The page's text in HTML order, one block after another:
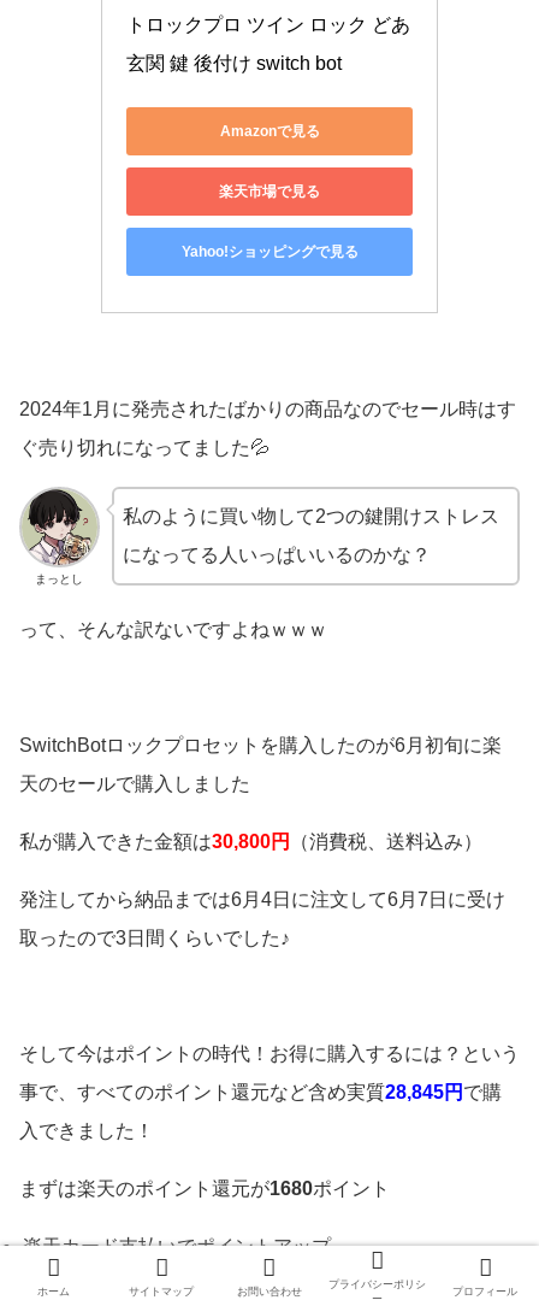
トロックプロ ツイン ロック どあ
玄関 鍵 後付け switch bot
Amazonで見る
楽天市場で見る
Yahoo!ショッピングで見る
2024年1月に発売されたばかりの商品なのでセール時はす
ぐ売り切れになってました💦
まっとし
私のように買い物して2つの鍵開けストレス
になってる人いっぱいいるのかな？
って、そんな訳ないですよねｗｗｗ
SwitchBotロックプロセットを購入したのが6月初旬に楽
天のセールで購入しました
私が購入できた金額は30,800円 （消費税、送料込み）
発注してから納品までは6月4日に注文して6月7日に受け
取ったので3日間くらいでした♪
そして今はポイントの時代！お得に購入するには？という
事で、すべてのポイント還元など含め実質28,845円 で購
入できました！
まずは楽天のポイント還元が1680ポイント
楽天カード支払いでポイントアップ
楽天セールのポイントアップ
ホーム サイトマップ お問い合わせ
プライバシーポリシ
ー
プロフィール